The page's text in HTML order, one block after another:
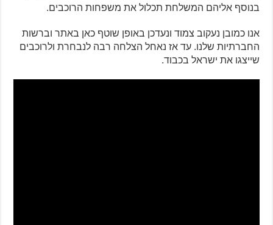
בנוסף אליהם המשלחת תכלול את משפחות הרוכבים.
אנו כמובן נעקוב צמוד ונעדכן באופן שוטף כאן באתר וברשות
החברתיות שלנו. עד אז נאחל הצלחה רבה לנבחרת ולרוכבים
שייצגו את ישראל בכבוד.